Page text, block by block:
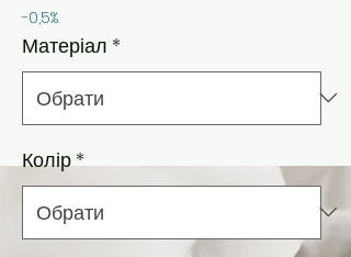
-0,5%
Матеріал *
Колір*